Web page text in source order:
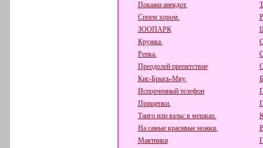
Покажи анекдот.
Споем хором.
ЗООПАРК
Кружка.
Репка.
Преодолей препятствие
Кис-Брысь-Мяу.
Испорченный телефон
Прищепки.
Танго или вальс в мешках.
На самые красивые ножки.
Маятники